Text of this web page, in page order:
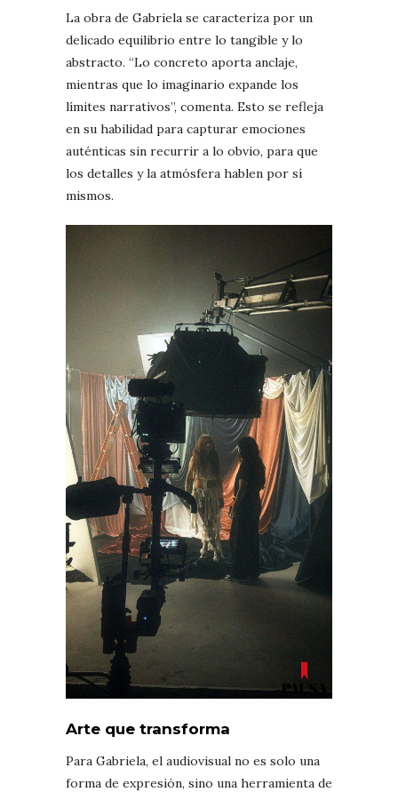
La obra de Gabriela se caracteriza por un
delicado equilibrio entre lo tangible y lo
abstracto. “Lo concreto aporta anclaje,
mientras que lo imaginario expande los
límites narrativos”, comenta. Esto se refleja
en su habilidad para capturar emociones
auténticas sin recurrir a lo obvio, para que
los detalles y la atmósfera hablen por sí
mismos.
Arte que transforma
Para Gabriela, el audiovisual no es solo una
forma de expresión, sino una herramienta de